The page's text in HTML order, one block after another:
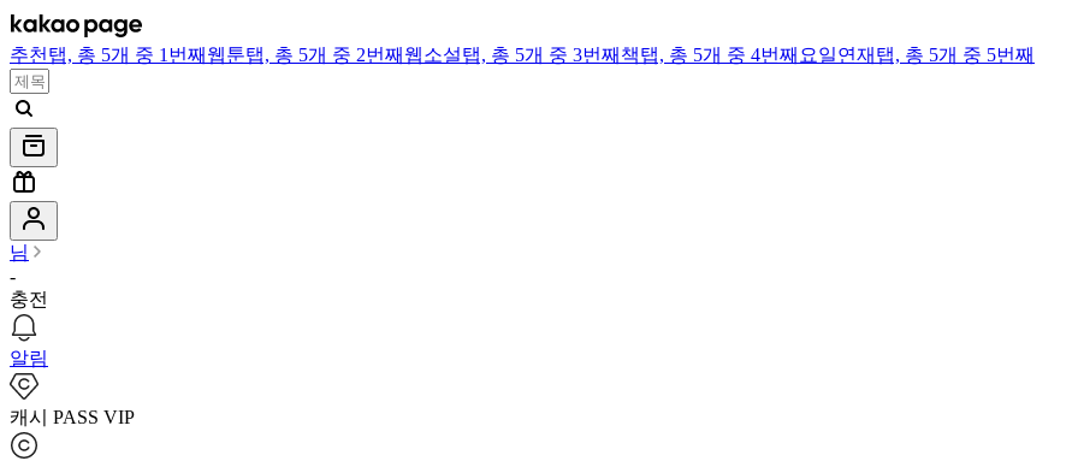
추천 탭, 총 5개 중 1번째 웹툰탭, 총 5개 중 2번째 웹소설탭, 총 5개 중 3번째 책탭, 총 5개 중 4번째 요일연재 탭, 총 5개 중 5번째
님
-
충전
알림
캐시 PASS VIP